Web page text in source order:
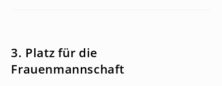
3. Platz für die
Frauenmannschaft